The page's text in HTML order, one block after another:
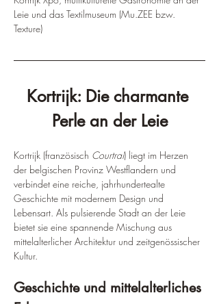
Leie und das Textilmuseum (Mu.ZEE bzw.
Texture)
Kortrijk: Die charmante
Perle an der Leie
Kortrijk (französisch Courtrai) liegt im Herzen
der belgischen Provinz Westflandern und
verbindet eine reiche, jahrhundertealte
Geschichte mit modernem Design und
Lebensart. Als pulsierende Stadt an der Leie
bietet sie eine spannende Mischung aus
mittelalterlicher Architektur und zeitgenössischer
Kultur.
Geschichte und mittelalterliches